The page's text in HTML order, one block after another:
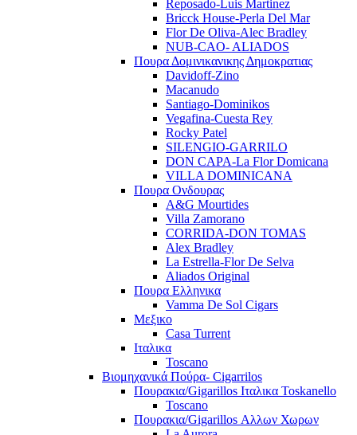
Reposado-Luis Martinez
Bricck House-Perla Del Mar
Flor De Oliva-Alec Bradley
NUB-CAO- ALIADOS
Πουρα Δομινικανικης Δημοκρατιας
Davidoff-Zino
Macanudo
Santiago-Dominikos
Vegafina-Cuesta Rey
Rocky Patel
SILENGIO-GARRILO
DON CAPA-La Flor Domicana
VILLA DOMINICANA
Πουρα Ονδουρας
A&G Mourtides
Villa Zamorano
CORRIDA-DON TOMAS
Alex Bradley
La Estrella-Flor De Selva
Aliados Original
Πουρα Ελληνικα
Vamma De Sol Cigars
Μεξικο
Casa Turrent
Ιταλικα
Toscano
Βιομηχανικά Πούρα- Cigarrilos
Πουρακια/Gigarillos Ιταλικα Toskanello
Toscano
Πουρακια/Gigarillos Αλλων Χωρων